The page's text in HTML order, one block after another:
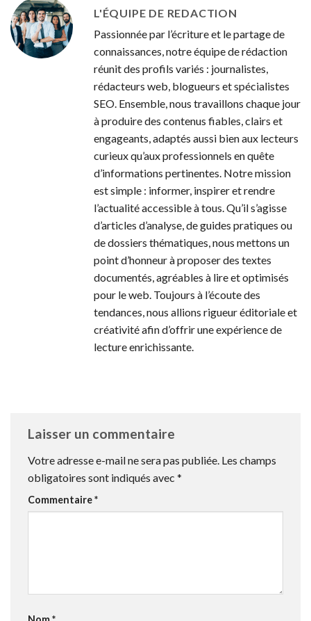
L'ÉQUIPE DE REDACTION
Passionnée par l’écriture et le partage de
connaissances, notre équipe de rédaction
réunit des profils variés : journalistes,
rédacteurs web, blogueurs et spécialistes
SEO. Ensemble, nous travaillons chaque jour
à produire des contenus fiables, clairs et
engageants, adaptés aussi bien aux lecteurs
curieux qu’aux professionnels en quête
d’informations pertinentes. Notre mission
est simple : informer, inspirer et rendre
l’actualité accessible à tous. Qu’il s’agisse
d’articles d’analyse, de guides pratiques ou
de dossiers thématiques, nous mettons un
point d’honneur à proposer des textes
documentés, agréables à lire et optimisés
pour le web. Toujours à l’écoute des
tendances, nous allions rigueur éditoriale et
créativité afin d’offrir une expérience de
lecture enrichissante.
Laisser un commentaire
Votre adresse e-mail ne sera pas publiée. Les champs
obligatoires sont indiqués avec *
Commentaire*